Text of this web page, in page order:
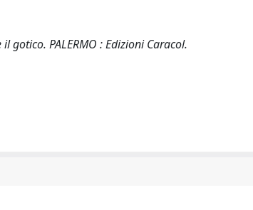
gotico. PALERMO : Edizioni Caracol.